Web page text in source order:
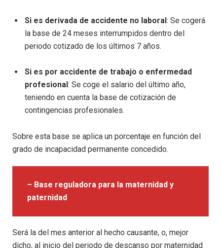
Si es derivada de accidente no laboral: Se cogerá
la base de 24 meses interrumpidos dentro del
periodo cotizado de los últimos 7 años.
Si es por accidente de trabajo o enfermedad
profesional : Se coge el salario del último año,
teniendo en cuenta la base de cotización de
contingencias profesionales.
Sobre esta base se aplica un porcentaje en función del
grado de incapacidad permanente concedido.
– Base reguladora para la maternidad y
paternidad
Será la del mes anterior al hecho causante, o, mejor
dicho, al inicio del periodo de descanso por maternidad